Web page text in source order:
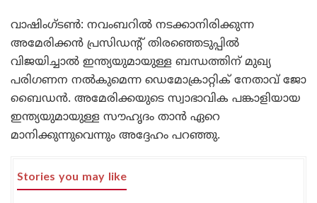
വാഷിംഗ്ടൺ: നവംബറിൽ നടക്കാനിരിക്കുന്ന
അമേരിക്കൻ പ്രസിഡന്റ് തിരഞ്ഞെടുപ്പിൽ
വിജയിച്ചാൽ ഇന്ത്യയുമായുള്ള ബന്ധത്തിന് മുഖ്യ
പരിഗണന നൽകുമെന്ന ഡെമോക്രാറ്റിക് നേതാവ് ജോ
ബൈഡൻ. അമേരിക്കയുടെ സ്വാഭാവിക പങ്കാളിയായ
ഇന്ത്യയുമായുള്ള സൗഹൃദം താൻ ഏറെ
മാനിക്കുന്നുവെന്നും അദ്ദേഹം പറഞ്ഞു.
Stories you may like